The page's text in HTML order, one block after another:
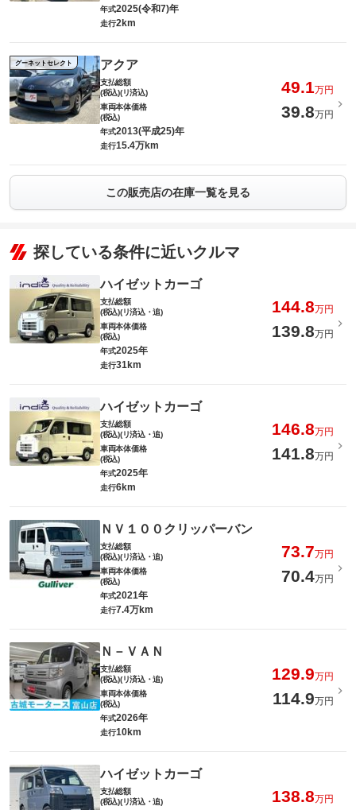
年式2025(令和7)年
走行2km
グーネットセレクト アクア
支払総額
(税込)(リ済込)
49.1万円
車両本体価格
(税込)
39.8万円
年式2013(平成25)年
走行15.4万km
この販売店の在庫一覧を見る
探している条件に近いクルマ
ハイゼットカーゴ
支払総額
(税込)(リ済込・追)
144.8万円
車両本体価格
(税込)
139.8万円
年式2025年
走行31km
ハイゼットカーゴ
支払総額
(税込)(リ済込・追)
146.8万円
車両本体価格
(税込)
141.8万円
年式2025年
走行6km
ＮＶ１００クリッパーバン
支払総額
(税込)(リ済込・追)
73.7万円
車両本体価格
(税込)
70.4万円
年式2021年
走行7.4万km
Ｎ－ＶＡＮ
支払総額
(税込)(リ済込・追)
129.9万円
車両本体価格
(税込)
114.9万円
年式2026年
走行10km
ハイゼットカーゴ
支払総額
(税込)(リ済込・追)
138.8万円